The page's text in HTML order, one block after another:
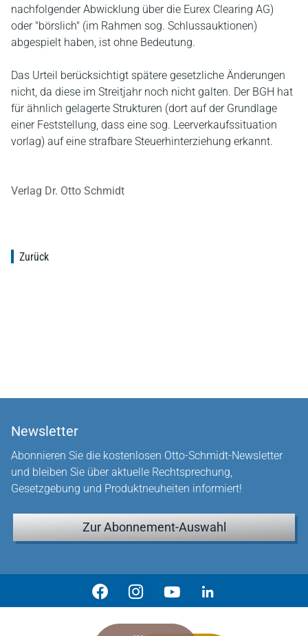
nachfolgender Abwicklung über die Eurex Clearing AG)
oder "börslich" (im Rahmen sog. Schlussauktionen)
abgespielt haben, ist ohne Bedeutung.
Das Urteil berücksichtigt spätere gesetzliche Änderungen
nicht, da diese im Streitjahr noch nicht galten. Der BGH hat
für ähnlich gelagerte Strukturen (dort auf der Grundlage
einer Feststellung, dass eine sog. Leerverkaufssituation
vorlag) auf eine strafbare Steuerhinterziehung erkannt.
Verlag Dr. Otto Schmidt
Zurück
Newsletter
Abonnieren Sie die kostenlosen Otto-Schmidt-Newsletter
und bleiben Sie über aktuelle Rechtsprechung,
Gesetzgebung und Produktneuheiten informiert!
Zur Abonnement-Auswahl